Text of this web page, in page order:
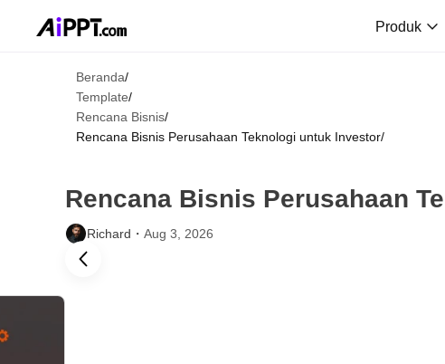
Produk
Beranda/
Template/
Rencana Bisnis/
Rencana Bisnis Perusahaan Teknologi untuk Investor/
Rencana Bisnis Perusahaan
Richard・ Aug 3, 2026